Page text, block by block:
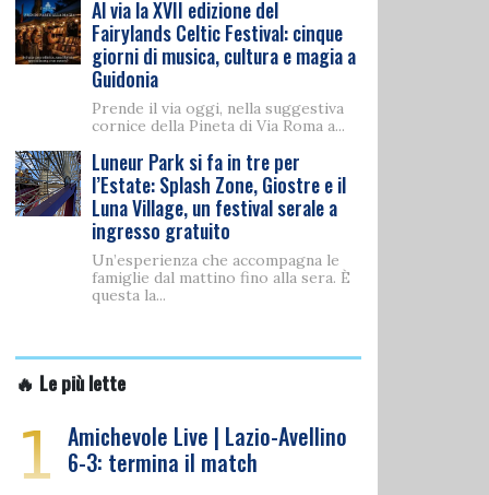
Al via la XVII edizione del
Fairylands Celtic Festival: cinque
giorni di musica, cultura e magia a
Guidonia
Prende il via oggi, nella suggestiva
cornice della Pineta di Via Roma a...
Luneur Park si fa in tre per
l’Estate: Splash Zone, Giostre e il
Luna Village, un festival serale a
ingresso gratuito
Un’esperienza che accompagna le
famiglie dal mattino fino alla sera. È
questa la...
🔥 Le più lette
1 Amichevole Live | Lazio-Avellino
6-3: termina il match